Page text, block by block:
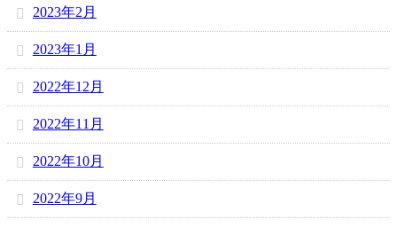
2023年2月
2023年1月
2022年12月
2022年11月
2022年10月
2022年9月